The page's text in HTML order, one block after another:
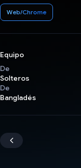
Web/Chrome
Equipo
De
Solteros
De
Bangladés